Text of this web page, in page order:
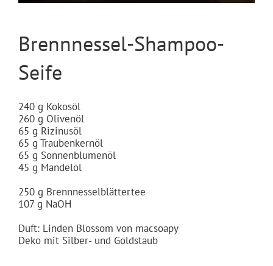
Brennnessel-Shampoo-
Seife
240 g Kokosöl
260 g Olivenöl
65 g Rizinusöl
65 g Traubenkernöl
65 g Sonnenblumenöl
45 g Mandelöl
250 g Brennnesselblättertee
107 g NaOH
Duft: Linden Blossom von macsoapy
Deko mit Silber- und Goldstaub